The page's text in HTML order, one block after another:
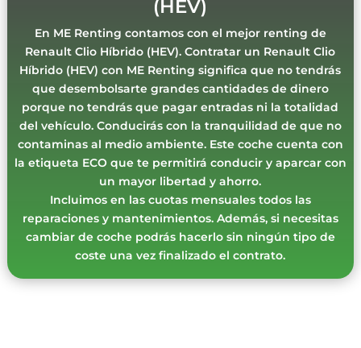
(HEV)
En ME Renting contamos con el mejor renting de
Renault Clio Híbrido (HEV). Contratar un Renault Clio
Híbrido (HEV) con ME Renting significa que no tendrás
que desembolsarte grandes cantidades de dinero
porque no tendrás que pagar entradas ni la totalidad
del vehículo. Conducirás con la tranquilidad de que no
contaminas al medio ambiente. Este coche cuenta con
la etiqueta ECO que te permitirá conducir y aparcar con
un mayor libertad y ahorro.
Incluimos en las cuotas mensuales todos las
reparaciones y mantenimientos. Además, si necesitas
cambiar de coche podrás hacerlo sin ningún tipo de
coste una vez finalizado el contrato.